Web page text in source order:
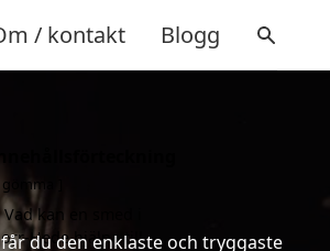
/ kontakt Blogg
du den enklaste och tryggaste
gömma
Vad kan en smed i
Hede hjälpa till